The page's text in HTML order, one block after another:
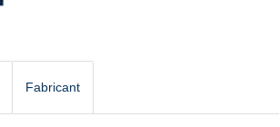
Fabricant